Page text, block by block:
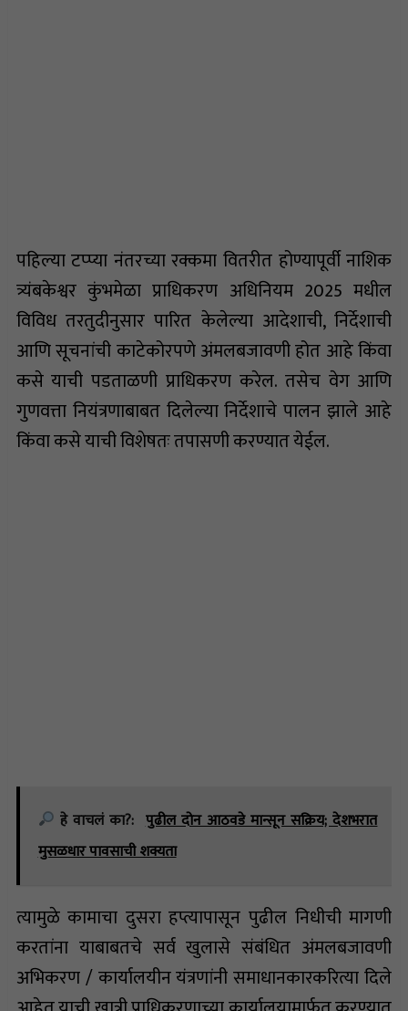
पहिल्या टप्प्या नंतरच्या रक्कमा वितरीत होण्यापूर्वी नाशिक
त्र्यंबकेश्वर कुंभमेळा प्राधिकरण अधिनियम 2025 मधील
विविध तरतुदीनुसार पारित केलेल्या आदेशाची, निर्देशाची
आणि सूचनांची काटेकोरपणे अंमलबजावणी होत आहे किंवा
कसे याची पडताळणी प्राधिकरण करेल. तसेच वेग आणि
गुणवत्ता नियंत्रणाबाबत दिलेल्या निर्देशाचे पालन झाले आहे
किंवा कसे याची विशेषतः तपासणी करण्यात येईल.
हे वाचलं का?: पुढील दोन आठवडे मान्सून सक्रिय; देशभरात
मुसळधार पावसाची शक्यता
त्यामुळे कामाचा दुसरा हप्त्यापासून पुढील निधीची मागणी
करतांना याबाबतचे सर्व खुलासे संबंधित अंमलबजावणी
अभिकरण / कार्यालयीन यंत्रणांनी समाधानकारकरित्या दिले